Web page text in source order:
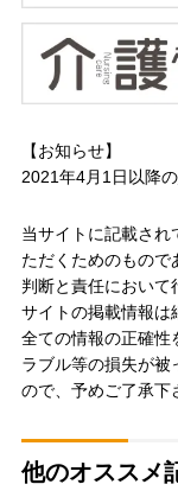
【お知らせ】
2021年4月1日以降の
当サイトに記載さ
ただくためのもの
判断と責任において
サイトの掲載情報は
全ての情報の正確性
ラブル等の損失が被
ので、予めご了承下
他のオススメ